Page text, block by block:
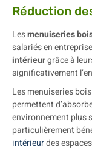
Réduction
Lesmenuiseries
salariés en
intérieurgrâce à
significativement
Les menuiseries
permettent
environnement plus
particulièrement
intérieurdes